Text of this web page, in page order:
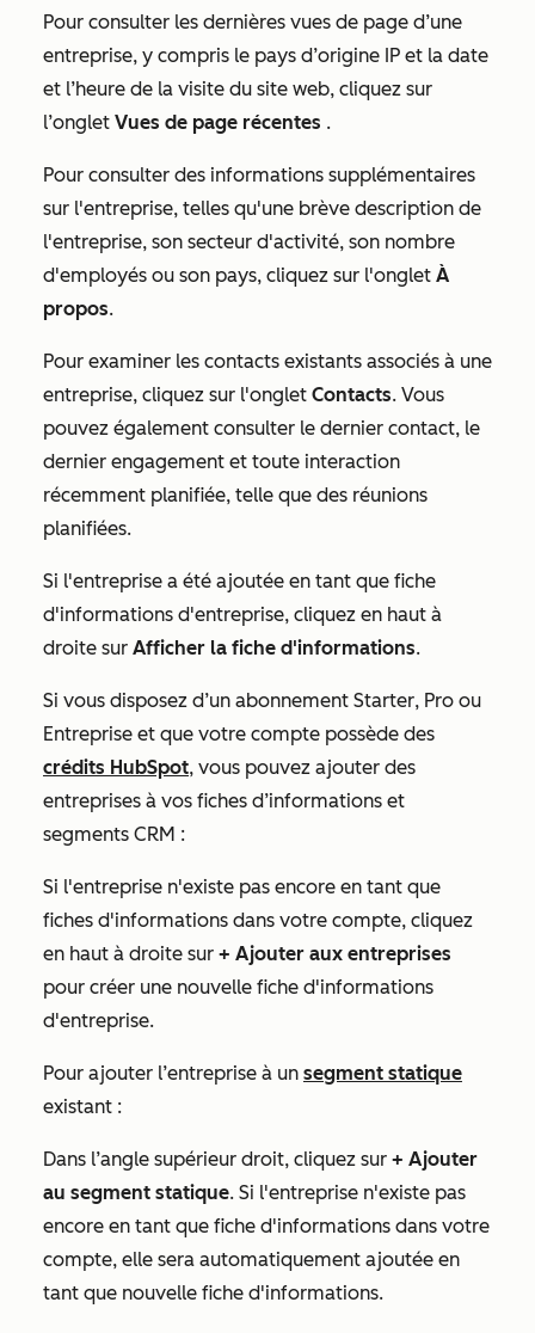
Pour consulter les dernières vues de page d’une
entreprise, y compris le pays d’origine IP et la date
et l’heure de la visite du site web, cliquez sur
l’onglet Vues de page récentes .
Pour consulter des informations supplémentaires
sur l'entreprise, telles qu'une brève description de
l'entreprise, son secteur d'activité, son nombre
d'employés ou son pays, cliquez sur l'onglet À
propos.
Pour examiner les contacts existants associés à une
entreprise, cliquez sur l'onglet Contacts. Vous
pouvez également consulter le dernier contact, le
dernier engagement et toute interaction
récemment planifiée, telle que des réunions
planifiées.
Si l'entreprise a été ajoutée en tant que fiche
d'informations d'entreprise, cliquez en haut à
droite sur Afficher la fiche d'informations.
Si vous disposez d’un abonnement Starter, Pro ou
Entreprise et que votre compte possède des
crédits HubSpot, vous pouvez ajouter des
entreprises à vos fiches d’informations et
segments CRM :
Si l'entreprise n'existe pas encore en tant que
fiches d'informations dans votre compte, cliquez
en haut à droite sur + Ajouter aux entreprises
pour créer une nouvelle fiche d'informations
d'entreprise.
Pour ajouter l’entreprise à un segment statique
existant :
Dans l’angle supérieur droit, cliquez sur + Ajouter
au segment statique. Si l'entreprise n'existe pas
encore en tant que fiche d'informations dans votre
compte, elle sera automatiquement ajoutée en
tant que nouvelle fiche d'informations.